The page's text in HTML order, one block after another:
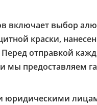
включает выбор
краски,
отправкой
мы предоставляем